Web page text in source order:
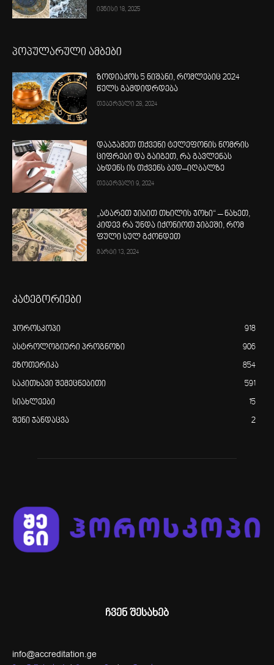
ივნისი 18, 2025
პოპულარული ამბები
ზოდიაქოს 5 ნიშანი, რომლებიც 2024
წელს გამდიდრდება
თებერვალი 28, 2024
დააჯამეთ თქვენი ტელეფონის ნომრის
ციფრები და გაიგეთ, რა გავლენას
ახდენს ის თქვენს ბედ–იღბალზე
თებერვალი 9, 2024
„ატარეთ ჯიბით თხილის ჯოხი“ – ნახეთ,
კიდევ რა უნდა იქონიოთ ჯიბეში, რომ
ფული სულ გქონდეთ
მარტი 13, 2024
კატეგორიები
ჰოროსკოპი 918
ასტროლოგიური პროგნოზი 906
ეზოთერიკა 854
საკითხავი შემეცნებითი 591
სიახლეები 15
შენი ჯანდაცვა 2
ჩვენ შესახებ
info@accreditation.ge